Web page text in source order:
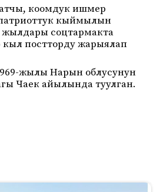
коомдук ишмер
кыймылын
жылдары соцтармакта
кыл постторду жарыялап
жылы Нарын облусунун
Чаек айылында туулган.